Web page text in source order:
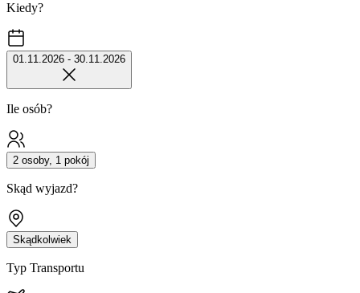
Kiedy?
01.11.2026 - 30.11.2026
Ile osób?
2 osoby, 1 pokój
Skąd wyjazd?
Skądkolwiek
Typ Transportu